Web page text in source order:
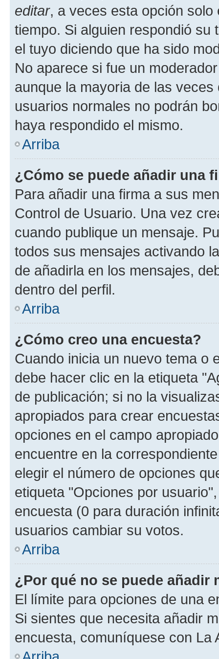
editar, a veces esta opción
tiempo. Si alguien respondió
el tuyo diciendo que ha sido
No aparece si fue un
aunque la mayoria de las
usuarios normales no podrán
haya respondido el mismo.
Arriba
¿Cómo se puede añadir una
Para añadir una firma a sus
Control de Usuario. Una vez
cuando publique un mensaje.
todos sus mensajes activando
de añadirla en los mensajes,
dentro del perfil.
Arriba
¿Cómo creo una encuesta?
Cuando inicia un nuevo tema o
debe hacer clic en la etiqueta
de publicación; si no la
apropiados para crear
opciones en el campo
encuentre en la
elegir el número de opciones
etiqueta "Opciones por
encuesta (0 para duración
usuarios cambiar su votos.
Arriba
¿Por qué no se puede añadir
El límite para opciones de una
Si sientes que necesita añadir
encuesta, comuníquese con La